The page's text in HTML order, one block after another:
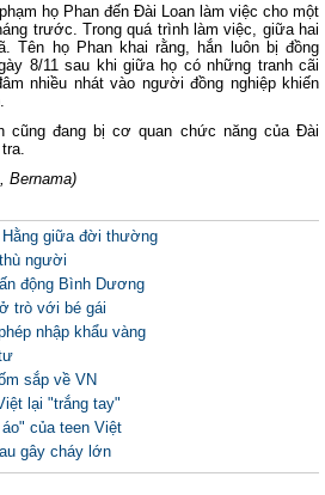
họ Phan đến Đài Loan làm việc cho một
trước. Trong quá trình làm việc, giữa hai
Tên họ Phan khai rằng, hắn luôn bị đồng
8/11 sau khi giữa họ có những tranh cãi
nhiều nhát vào người đồng nghiệp khiến
cũng đang bị cơ quan chức năng của Đài
Bernama)
giữa đời thường
người
động Bình Dương
trò với bé gái
nhập khẩu vàng
sắp về VN
lại "trắng tay"
của teen Việt
gây cháy lớn